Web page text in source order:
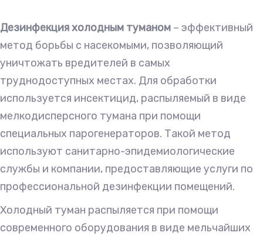
Дезинфекция холодным туманом – эффективный
метод борьбы с насекомыми, позволяющий
уничтожать вредителей в самых
труднодоступных местах. Для обработки
используется инсектицид, распыляемый в виде
мелкодисперсного тумана при помощи
специальных парогенераторов. Такой метод
используют санитарно-эпидемиологические
службы и компании, предоставляющие услуги по
профессиональной дезинфекции помещений.
Холодный туман распыляется при помощи
современного оборудования в виде мельчайших